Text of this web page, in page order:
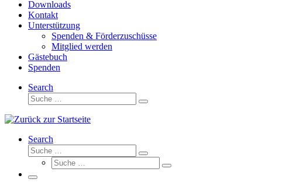
Downloads
Kontakt
Unterstützung
Spenden & Förderzuschüsse
Mitglied werden
Gästebuch
Spenden
Search
Suche
Suche
Search
Suche
Suche
Suche
Suche
Menü